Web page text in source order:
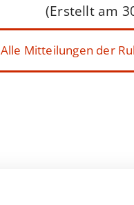
(Erstellt am
Alle Mitteilungen der